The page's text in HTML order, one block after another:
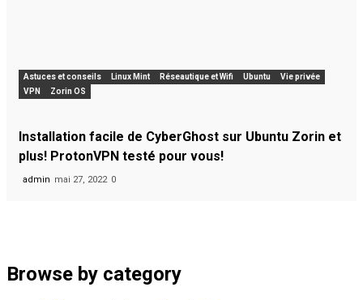
Astuces et conseils Linux Mint Réseautique et Wifi Ubuntu
Vie privée
VPN
Zorin OS
Installation facile de CyberGhost sur Ubuntu Zorin et
plus! ProtonVPN testé pour vous!
admin mai 27, 2022 0
Browse by category